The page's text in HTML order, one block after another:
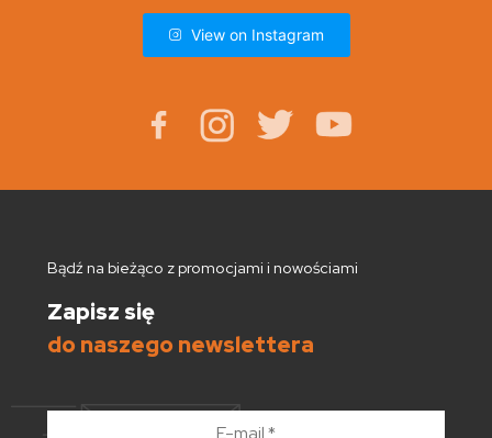
View on Instagram
Bądź na bieżąco z promocjami i nowościami
Zapisz się
do naszego newslettera